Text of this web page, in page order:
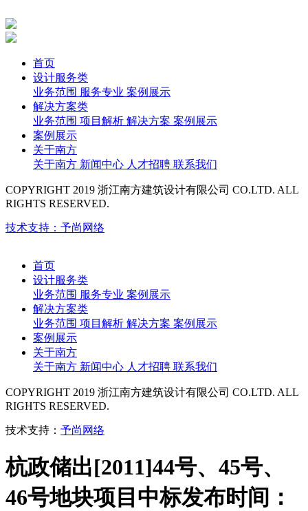
首页
设计服务类
业务范围 服务专业 案例展示
解决方案类
业务范围 项目解析 解决方案 案例展示
案例展示
关于南方
关于南方 新闻中心 人才招聘 联系我们
COPYRIGHT 2019 浙江南方建筑设计有限公司 CO.LTD. ALL
RIGHTS RESERVED.
技术支持：予尚网络
首页
设计服务类
业务范围 服务专业 案例展示
解决方案类
业务范围 项目解析 解决方案 案例展示
案例展示
关于南方
关于南方 新闻中心 人才招聘 联系我们
COPYRIGHT 2019 浙江南方建筑设计有限公司 CO.LTD. ALL
RIGHTS RESERVED.
技术支持： 予尚网络
杭政储出[2011]44号、45号、
46号地块项目中标发布时间：